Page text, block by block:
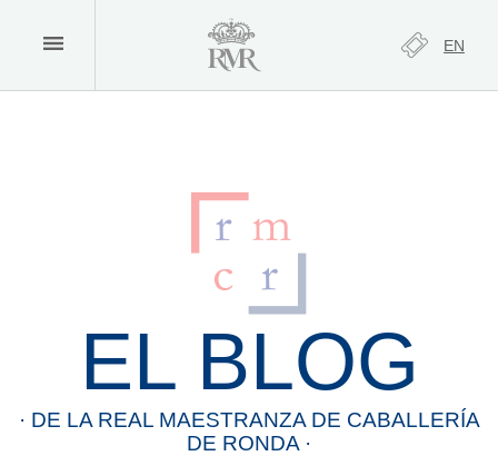
EN
EL BLOG
· DE LA REAL MAESTRANZA DE CABALLERÍA
DE RONDA ·